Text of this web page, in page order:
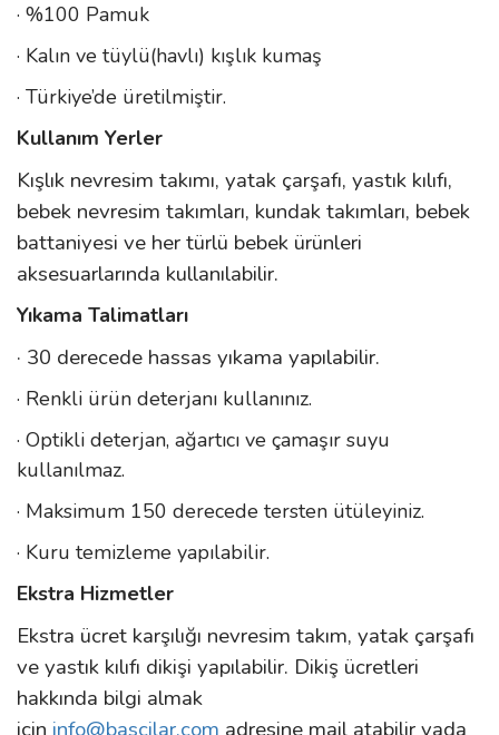
· %100 Pamuk
· Kalın ve tüylü(havlı) kışlık kumaş
· Türkiye’de üretilmiştir.
Kullanım Yerler
Kışlık nevresim takımı, yatak çarşafı, yastık kılıfı,
bebek nevresim takımları, kundak takımları, bebek
battaniyesi ve her türlü bebek ürünleri
aksesuarlarında kullanılabilir.
Yıkama Talimatları
· 30 derecede hassas yıkama yapılabilir.
· Renkli ürün deterjanı kullanınız.
· Optikli deterjan, ağartıcı ve çamaşır suyu
kullanılmaz.
· Maksimum 150 derecede tersten ütüleyiniz.
· Kuru temizleme yapılabilir.
Ekstra Hizmetler
Ekstra ücret karşılığı nevresim takım, yatak çarşafı
ve yastık kılıfı dikişi yapılabilir. Dikiş ücretleri
hakkında bilgi almak